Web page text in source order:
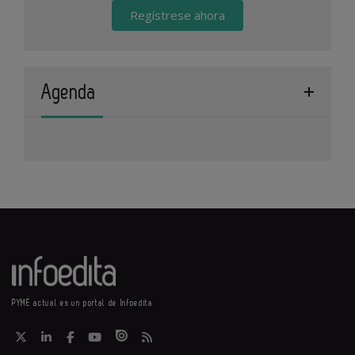
Regístrese ahora
Agenda
PYME actual es un portal de Infoedita